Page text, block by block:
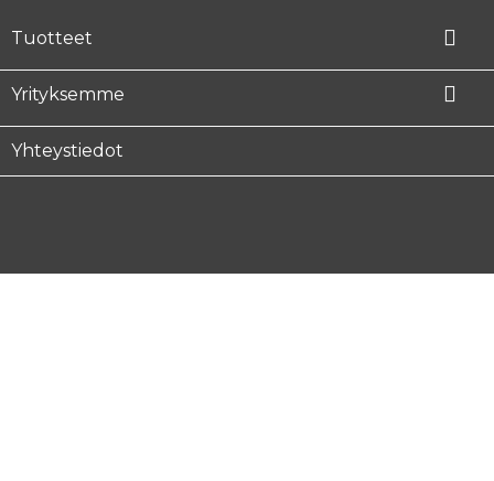
Tuotteet 
Yrityksemme 
Yhteystiedot